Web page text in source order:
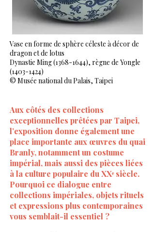
Vase en forme de sphère céleste à décor de
dragon et de lotus
Dynastie Ming(1368-1644), règne de Yongle
(1403-1424)
© Musée national du Palais, Taipei
Aux côtés des collections
exceptionnelles prêtées par Taipei,
l’exposition donne également une
place importante aux œuvres du quai
Branly, notamment un costume
impérial, mais aussi des pièces liées
à la culture populaire du XXᵉ siècle.
Pourquoi ce dialogue entre
collections impériales, objets rituels
et expressions plus contemporaines
vous semblait-il essentiel ?